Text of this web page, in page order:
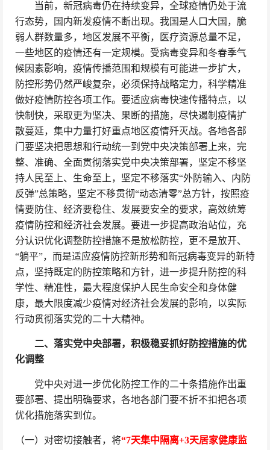
当前，新冠病毒仍在持续变异，全球疫情仍处于流
行态势，国内新发疫情不断出现。我国是人口大国，脆
弱人群数量多，地区发展不平衡，医疗资源总量不足，
一些地区的疫情还有一定规模。受病毒变异和冬春季气
候因素影响，疫情传播范围和规模有可能进一步扩大，
防控形势仍然严峻复杂，必须保持战略定力，科学精准
做好疫情防控各项工作。要适应病毒快速传播特点，以
快制快，采取更为坚决、果断的措施，尽快遏制疫情扩
散蔓延，集中力量打好重点地区疫情歼灭战。各地各部
门要坚决把思想和行动统一到党中央决策部署上来，完
整、准确、全面贯彻落实党中央决策部署，坚定不移坚
持人民至上、生命至上，坚定不移落实“外防输入、内防
反弹”总策略，坚定不移贯彻“动态清零”总方针，按照疫
情要防住、经济要稳住、发展要安全的要求，高效统筹
疫情防控和经济社会发展。要进一步提高政治站位，充
分认识优化调整防控措施不是放松防控，更不是放开、
“躺平”，而是适应疫情防控新形势和新冠病毒变异的新特
点，坚持既定的防控策略和方针，进一步提升防控的科
学性、精准性，最大程度保护人民生命安全和身体健
康，最大限度减少疫情对经济社会发展的影响，以实际
行动贯彻落实党的二十大精神。
二、落实党中央部署，积极稳妥抓好防控措施的优
化调整
党中央对进一步优化防控工作的二十条措施作出重
要部署、提出明确要求，各地各部门要不折不扣把各项
优化措施落实到位。
（一）对密切接触者，将“7天集中隔离+3天居家健康监